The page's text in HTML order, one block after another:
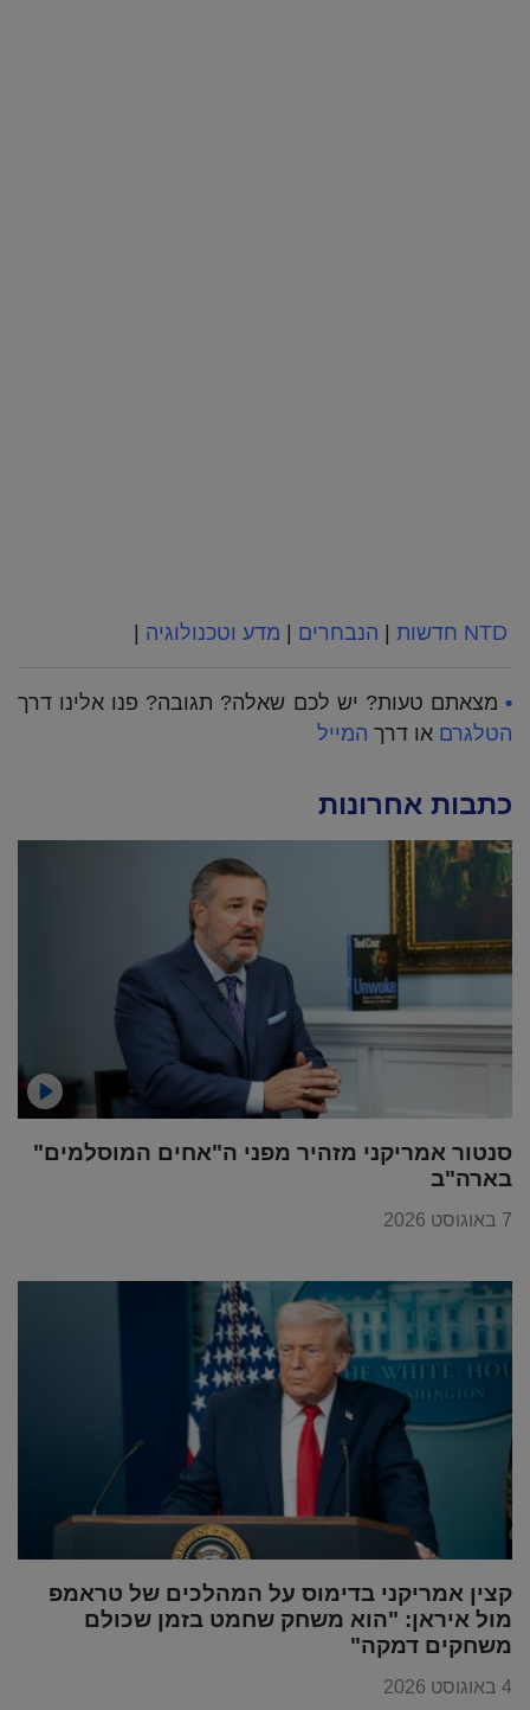
NTD חדשות | הנבחרים | מדע וטכנולוגיה |
• מצאתם טעות? יש לכם שאלה? תגובה? פנו אלינו דרך
הטלגרם או דרך המייל
כתבות אחרונות
סנטור אמריקני מזהיר מפני ה"אחים המוסלמים"
בארה"ב
7 באוגוסט 2026
קצין אמריקני בדימוס על המהלכים של טראמפ
מול איראן: "הוא משחק שחמט בזמן שכולם
משחקים דמקה"
4 באוגוסט 2026